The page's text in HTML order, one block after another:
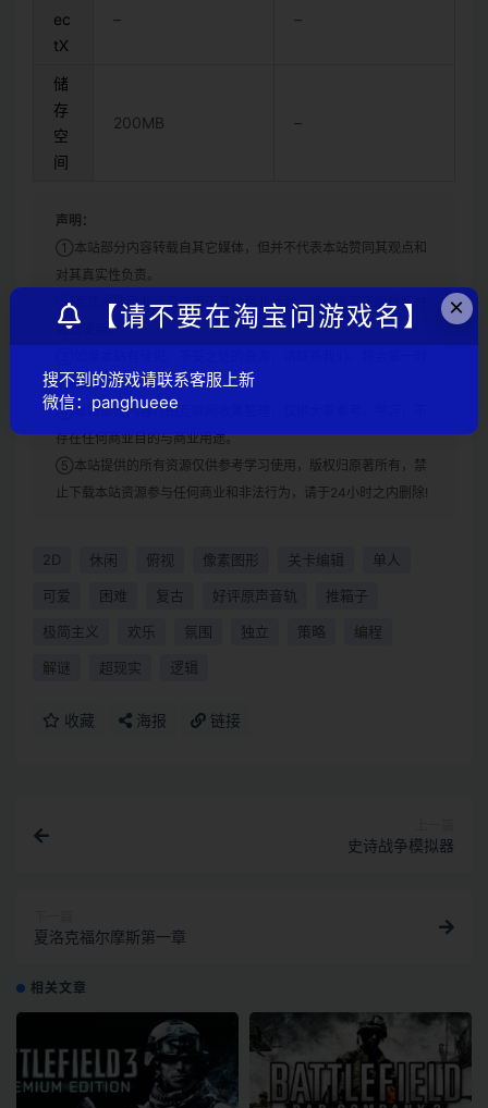
ec
tX
– –
储
存
空
间
200MB –
声明：
①本站部分内容转载自其它媒体，但并不代表本站赞同其观点和
对其真实性负责。
②若您需要商业运营或用于其他商业活动，请您购买正版授权并
合法使用。
间解决！
④本站部分内容均由互联网收集整理，仅供大家参考、学习，不
存在任何商业目的与商业用途。
⑤本站提供的所有资源仅供参考学习使用，版权归原著所有，禁
止下载本站资源参与任何商业和非法行为，请于24小时之内删除!
2D 休闲 俯视 像素图形 关卡编辑 单人
可爱 困难 复古 好评原声音轨 推箱子
极简主义 欢乐 氛围 独立 策略 编程
解谜 超现实 逻辑
收藏 海报 链接
史诗战争模拟器
夏洛克福尔摩斯第一章
相关文章
×
【请不要在淘宝问游戏名】
搜不到的游戏请联系客服上新
微信：panghueee